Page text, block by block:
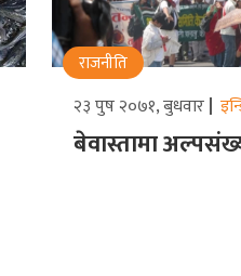
राजनीति
२३ पुष २०७१, बुधवार
बेवास्तामा